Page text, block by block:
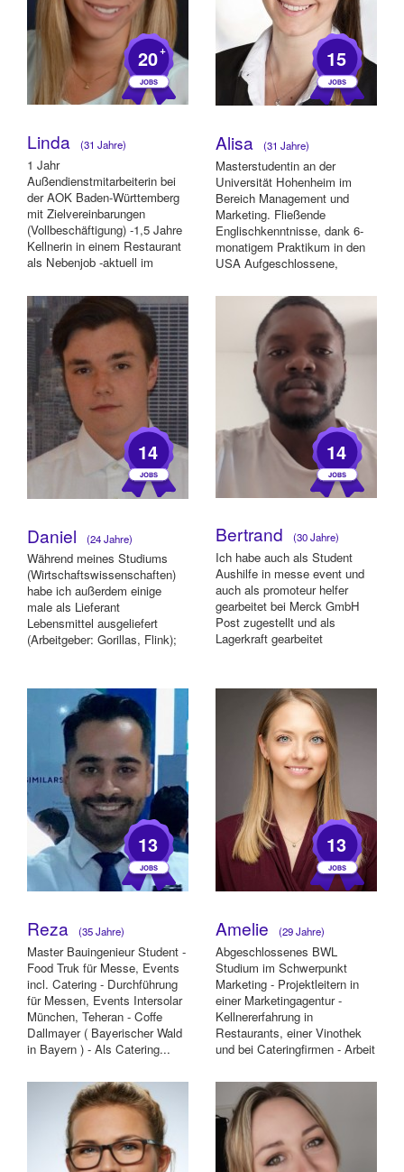
20+
Linda (31 Jahre)
1 Jahr
Außendienstmitarbeiterin bei
der AOK Baden-Württemberg
mit Zielvereinbarungen
(Vollbeschäftigung) -1,5 Jahre
Kellnerin in einem Restaurant
als Nebenjob -aktuell im
Studien...
15
Alisa (31 Jahre)
Masterstudentin an der
Universität Hohenheim im
Bereich Management und
Marketing. Fließende
Englischkenntnisse, dank 6-
monatigem Praktikum in den
USA Aufgeschlossene,
kommunikati...
14
Daniel (24 Jahre)
Während meines Studiums
(Wirtschaftswissenschaften)
habe ich außerdem einige
male als Lieferant
Lebensmittel ausgeliefert
(Arbeitgeber: Gorillas, Flink);
14
Bertrand (30 Jahre)
Ich habe auch als Student
Aushilfe in messe event und
auch als promoteur helfer
gearbeitet bei Merck GmbH
Post zugestellt und als
Lagerkraft gearbeitet
13
Reza (35 Jahre)
Master Bauingenieur Student -
Food Truk für Messe, Events
incl. Catering - Durchführung
für Messen, Events Intersolar
München, Teheran - Coffe
Dallmayer ( Bayerischer Wald
in Bayern ) - Als Catering...
13
Amelie (29 Jahre)
Abgeschlossenes BWL
Studium im Schwerpunkt
Marketing - Projektleitern in
einer Marketingagentur -
Kellnererfahrung in
Restaurants, einer Vinothek
und bei Cateringfirmen - Arbeit